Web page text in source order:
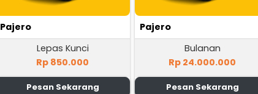
Pajero
Lepas Kunci
Rp 850.000
Pesan Sekarang
Pajero
Bulanan
Rp 24.000.000
Pesan Sekarang